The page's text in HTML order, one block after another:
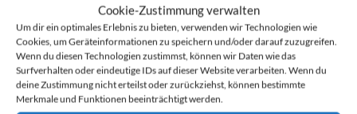
Cookie-Zustimmung verwalten
Um dir ein optimales Erlebnis zu bieten, verwenden wir Technologien wie
Cookies, um Geräteinformationen zu speichern und/oder darauf zuzugreifen.
Wenn du diesen Technologien zustimmst, können wir Daten wie das
Surfverhalten oder eindeutige IDs auf dieser Website verarbeiten. Wenn du
deine Zustimmung nicht erteilst oder zurückziehst, können bestimmte
Merkmale und Funktionen beeinträchtigt werden.